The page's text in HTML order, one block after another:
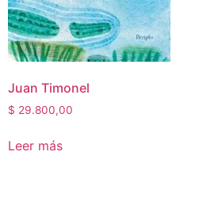
Juan Timonel
$ 29.800,00
Leer más